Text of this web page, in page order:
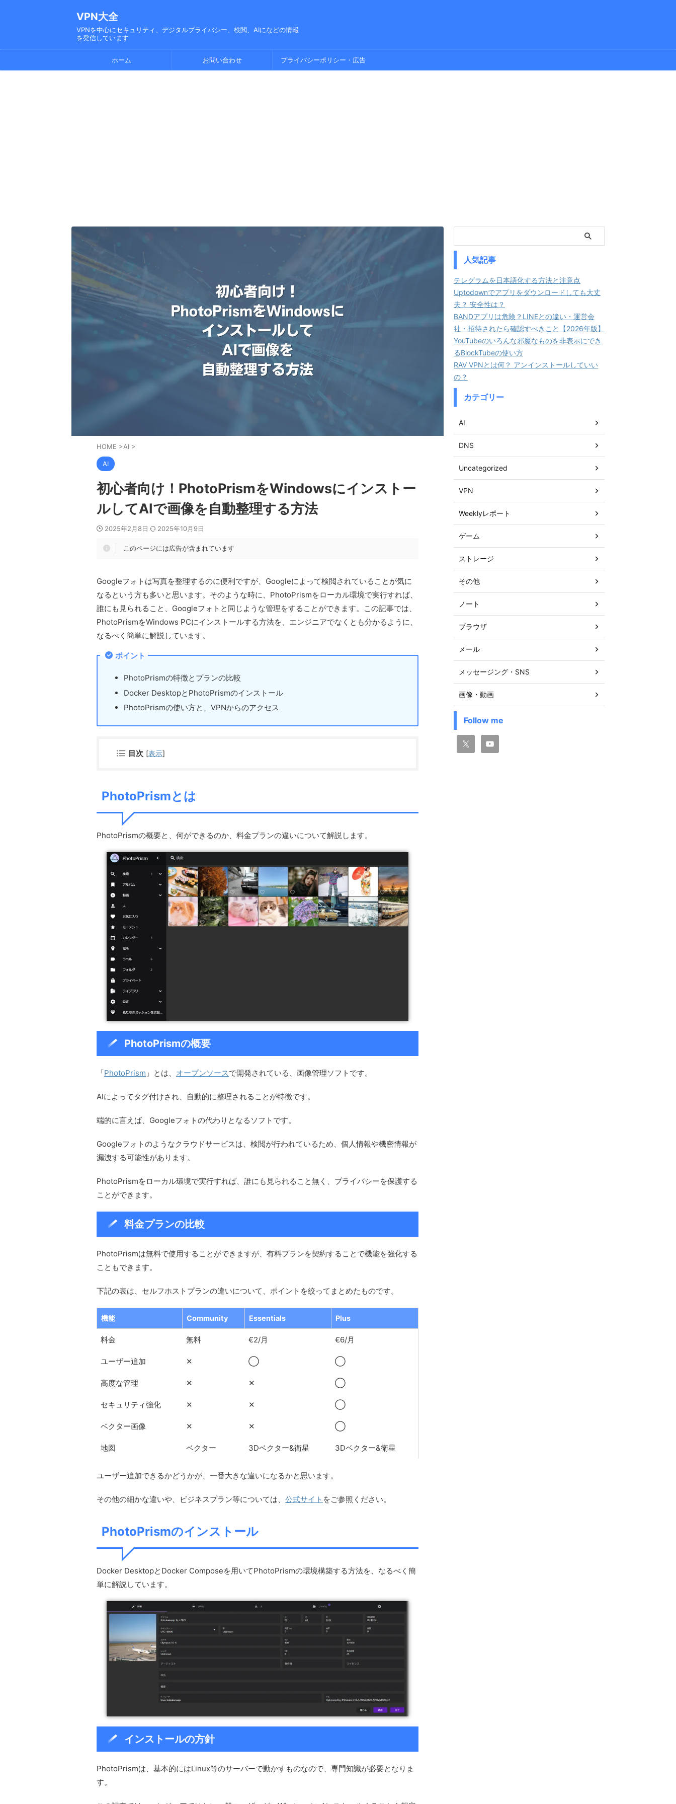
VPN大全
VPNを中心にセキュリティ、デジタルプライバシー、検閲、AIになどの情報
を発信しています
ホーム お問い合わせ プライバシーポリシー・広告
HOME >AI >
AI
初心者向け！PhotoPrismをWindowsにインストー
ルしてAIで画像を自動整理する方法
2025年2月8日 2025年10月9日
このページには広告が含まれています
Googleフォトは写真を整理するのに便利ですが、Googleによって検閲されていることが気に
なるという方も多いと思います。そのような時に、PhotoPrismをローカル環境で実行すれば、
誰にも見られること、Googleフォトと同じような管理をすることができます。この記事では、
PhotoPrismをWindows PCにインストールする方法を、エンジニアでなくとも分かるように、
なるべく簡単に解説しています。
ポイント
PhotoPrismの特徴とプランの比較
Docker DesktopとPhotoPrismのインストール
PhotoPrismの使い方と、VPNからのアクセス
目次 [表示]
PhotoPrismとは
PhotoPrismの概要と、何ができるのか、料金プランの違いについて解説します。
PhotoPrismの概要
「PhotoPrism 」とは、 オープンソースで開発されている、画像管理ソフトです。
AIによってタグ付けされ、自動的に整理されることが特徴です。
端的に言えば、Googleフォトの代わりとなるソフトです。
Googleフォトのようなクラウドサービスは、検閲が行われているため、個人情報や機密情報が
漏洩する可能性があります。
PhotoPrismをローカル環境で実行すれば、誰にも見られること無く、プライバシーを保護する
ことができます。
料金プランの比較
PhotoPrismは無料で使用することができますが、有料プランを契約することで機能を強化する
こともできます。
下記の表は、セルフホストプランの違いについて、ポイントを絞ってまとめたものです。
機能 Community Essentials Plus
料金 無料 €2/月 €6/月
ユーザー追加 ✕ ◯ ◯
高度な管理 ✕ ✕ ◯
セキュリティ強化 ✕ ✕ ◯
ベクター画像 ✕ ✕ ◯
地図 ベクター 3Dベクター&衛星 3Dベクター&衛星
ユーザー追加できるかどうかが、一番大きな違いになるかと思います。
その他の細かな違いや、ビジネスプラン等については、 公式サイト をご参照ください。
PhotoPrismのインストール
Docker DesktopとDocker Composeを用いてPhotoPrismの環境構築する方法を、なるべく簡
単に解説しています。
インストールの方針
PhotoPrismは、基本的にはLinux等のサーバーで動かすものなので、専門知識が必要となりま
す。
人気記事
テレグラムを日本語化する方法と注意点
Uptodownでアプリをダウンロードしても大丈
夫？ 安全性は？
BANDアプリは危険？LINEとの違い・運営会
社・招待されたら確認すべきこと【2026年版】
YouTubeのいろんな邪魔なものを非表示にでき
るBlockTubeの使い方
RAV VPNとは何？ アンインストールしていい
の？
カテゴリー
AI
DNS
Uncategorized
VPN
Weeklyレポート
ゲーム
ストレージ
その他
ノート
ブラウザ
メール
メッセージング・SNS
画像・動画
Follow me